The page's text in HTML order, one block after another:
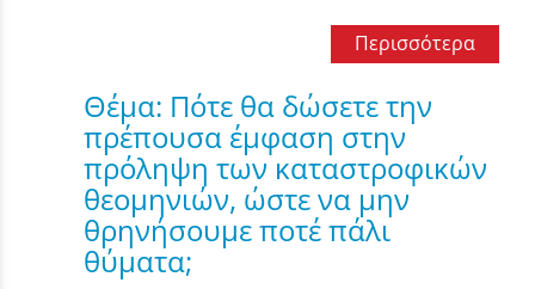
Περισσότερα
Θέμα: Πότε θα δώσετε την
πρέπουσα έμφαση στην
πρόληψη των καταστροφικών
θεομηνιών, ώστε να μην
θρηνήσουμε ποτέ πάλι
θύματα;